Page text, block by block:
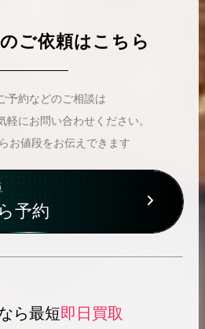
ご依頼はこちら
予約などのご相談は
軽にお問い合わせください。
お値段をお伝えできます
予約
ら最短即日買取